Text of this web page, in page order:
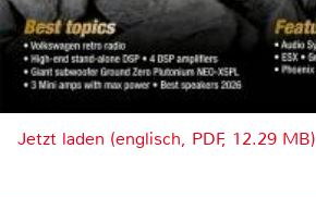
Jetzt laden (englisch, PDF, 12.29 MB)